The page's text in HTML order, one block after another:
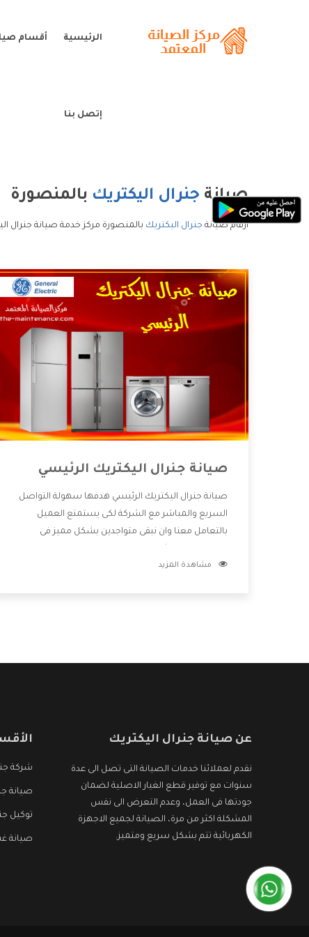
الرئيسية أقسام
إتصل بنا
صيانة جنرال اليكتريك بالمنصورة
ارقام صيانة جنرال اليكتريك بالمنصورة مركز خدمة صيانة جنرال
صيانة جنرال اليكتريك الرئيسي
صيانة جنرال اليكتريك الرئيسي هدفها سهولة التواصل
السريع والمباشر مع الشركة لكى يستمتع العميل
بالتعامل معنا وان نبقى متواجدين بشكل مميز فى
للعميل وان يستمتع بالخدمات التى تنفرد الشركة بها
مشاهدة المزيد
عن صيانة جنرال اليكتريك
نقدم لعملائنا خدمات الصيانة التى تصل الى عدة
سنوات مع توفير قطع الغيار الاصلية لضمان
جودتها فى العمل، وعدم التعرض الى نفس
المشكلة اكثر من مرة، الصيانة لجميع الاجهزة
الكهربائية تتم بشكل سريع ومتميز.
شركة
صيانة
توكيل
صيانة